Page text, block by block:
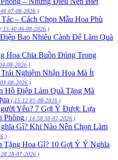
07-08-2026 )
– Cách Chọn Mẫu Hoa Phù
( 15:40 06-08-2026 )
Bao Nhiêu Cành Để Làm Quà
Hoa Chia Buồn Đúng Trong
08-2026 )
Nghiệm Nhận Hoa Mà Ít
08-2026 )
Hồ Điệp Làm Quà Tặng Mà
( 15:12 01-08-2026 )
Yêu? 7 Gợi Ý Được Lựa
Phòng ( 14:58 30-07-2026 )
Gì? Khi Nào Nên Chọn Làm
)
Hoa Gì? 10 Gợi Ý Ý Nghĩa
28-07-2026 )